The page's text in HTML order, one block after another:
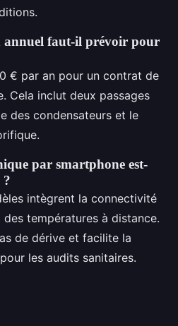
annuel faut-il prévoir pour
€ par an pour un contrat de
Cela inclut deux passages
des condensateurs et le
par smartphone est-
?
intègrent la connectivité
températures à distance.
de dérive et facilite la
les audits sanitaires.